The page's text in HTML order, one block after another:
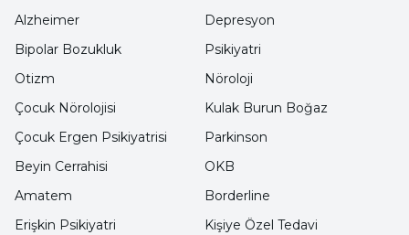
birey, alıştığı düzenin sona erme ihtimalini
kabullenmekte zorlanabilir. Son olarak,
medyada sıkça yer alan ölüm ve felaket
haberleri, bireylerin ölümle ilgili düşüncelerini
ve korkularını bilinçaltında sürekli olarak
besleyebilir.
Ölüm Korkusunun Artmasına Sebep
Alzheimer
Bipolar Bozukluk
Otizm
Çocuk Nörolojisi
Depresyon
Psikiyatri
Nöroloji
Kulak Burun Boğaz
Çocuk Ergen Psikiyatrisi
Beyin Cerrahisi
Amatem
Erişkin Psikiyatri
Parkinson
OKB
Borderline
Kişiye Özel Tedavi